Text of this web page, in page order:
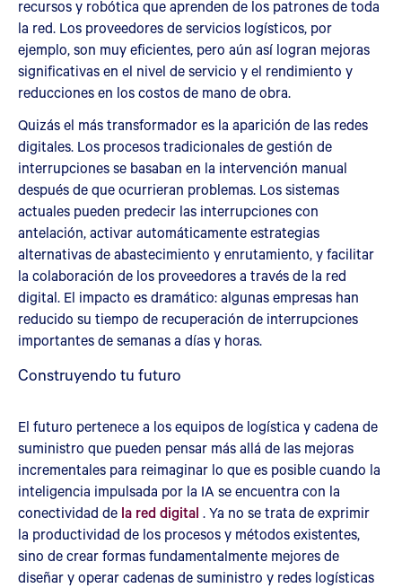
recursos y robótica que aprenden de los patrones de toda
la red. Los proveedores de servicios logísticos, por
ejemplo, son muy eficientes, pero aún así logran mejoras
significativas en el nivel de servicio y el rendimiento y
reducciones en los costos de mano de obra.
Quizás el más transformador es la aparición de las redes
digitales. Los procesos tradicionales de gestión de
interrupciones se basaban en la intervención manual
después de que ocurrieran problemas. Los sistemas
actuales pueden predecir las interrupciones con
antelación, activar automáticamente estrategias
alternativas de abastecimiento y enrutamiento, y facilitar
la colaboración de los proveedores a través de la red
digital. El impacto es dramático: algunas empresas han
reducido su tiempo de recuperación de interrupciones
importantes de semanas a días y horas.
Construyendo tu futuro
El futuro pertenece a los equipos de logística y cadena de
suministro que pueden pensar más allá de las mejoras
incrementales para reimaginar lo que es posible cuando la
inteligencia impulsada por la IA se encuentra con la
conectividad de la red digital . Ya no se trata de exprimir
la productividad de los procesos y métodos existentes,
sino de crear formas fundamentalmente mejores de
diseñar y operar cadenas de suministro y redes logísticas